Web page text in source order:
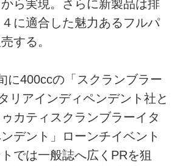
ら実現。さらに新製品は排
に適合した魅力あるフルパ
する。
に400ccの「スクランブラー
リアインディペンデント社と
カティスクランブラーイタ
デント」ローンチイベント
では一般誌へ広くPRを狙